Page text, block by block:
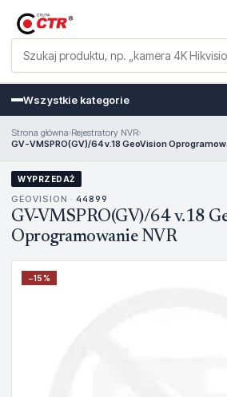
Wszystkie kategorie
Strona główna›Rejestratory NVR›
GV-VMSPRO(GV)/64 v.18 GeoVision
WYPRZEDAŻ
GEOVISION · 44899
GV-VMSPRO(GV)/64 v.18
Oprogramowanie NVR
−15%